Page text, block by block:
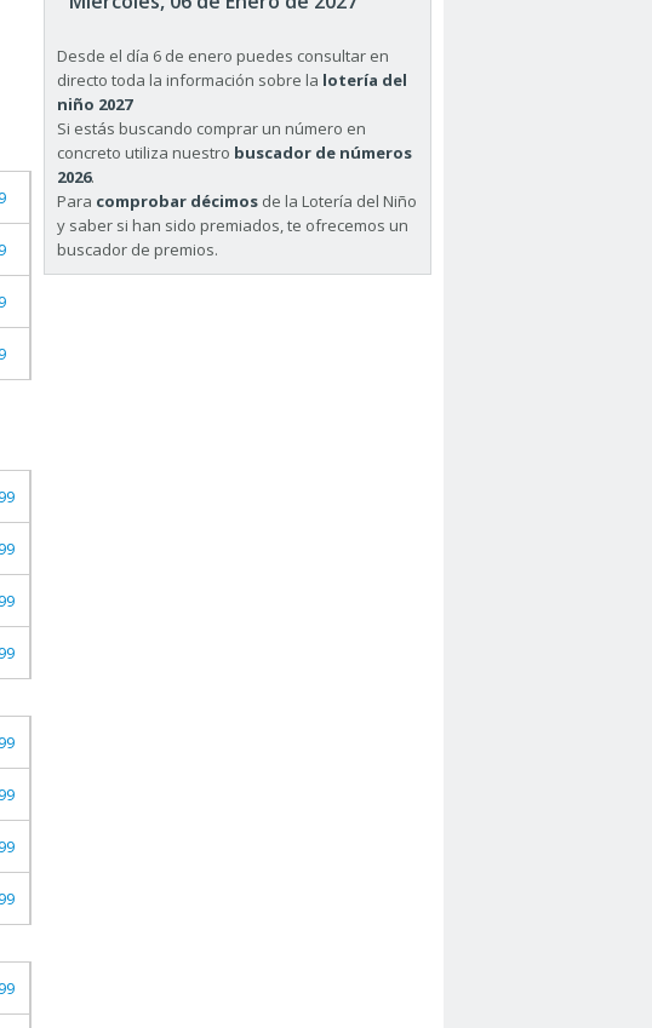
Desde el día 6 de enero puedes consultar en
directo toda la información sobre la lotería del
niño 2027
Si estás buscando comprar un número en
concreto utiliza nuestro buscador de números
2026.
Para comprobar décimos de la Lotería del Niño
y saber si han sido premiados, te ofrecemos un
buscador de premios.